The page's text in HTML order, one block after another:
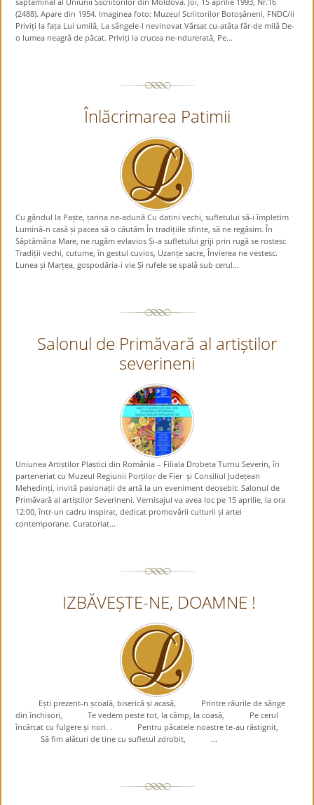
(2488). Apare din 1954. Imaginea foto: Muzeul Scriitorilor Botoșăneni, FNDC/ii
Priviți la fața Lui umilă, La sângele-I nevinovat Vărsat cu-atâta făr-de milă De-
o lumea neagră de păcat. Priviți la crucea ne-ndurerată, Pe...
Înlăcrimarea Patimii
Cu gândul la Paște, țarina ne-adună Cu datini vechi, sufletului să-i împletim
Lumină-n casă și pacea să o căutăm În tradițiile sfinte, să ne regăsim. În
Săptămâna Mare, ne rugăm evlavios Și-a sufletului griji prin rugă se rostesc
Tradiții vechi, cutume, în gestul cuvios, Uzanțe sacre, Învierea ne vestesc.
Lunea și Marțea, gospodăria-i vie Și rufele se spală sub cerul...
Salonul de Primăvară al artiștilor
severineni
Uniunea Artiștilor Plastici din România – Filiala Drobeta Turnu Severin, în
parteneriat cu Muzeul Regiunii Porților de Fier și Consiliul Județean
Mehedinți, invită pasionații de artă la un eveniment deosebit: Salonul de
Primăvară al artiștilor Severineni. Vernisajul va avea loc pe 15 aprilie, la ora
12:00, într-un cadru inspirat, dedicat promovării culturii și artei
contemporane. Curatoriat...
IZBĂVEȘTE-NE, DOAMNE !
Ești prezent-n școală, biserică și acasă, Printre râurile de sânge
din închisori, Te vedem peste tot, la câmp, la coasă, Pe cerul
încărcat cu fulgere și nori. . Pentru păcatele noastre te-au răstignit,
Să fim alături de tine cu sufletul zdrobit, ...